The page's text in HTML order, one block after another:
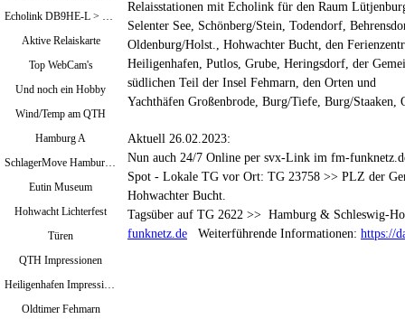
Echolink DB9HE-L > Bild oben / DBØMIA-R >Bild unten
Aktive Relaiskarte
Top WebCam's
Und noch ein Hobby
Wind/Temp am QTH
Hamburg A
SchlagerMove Hamburg 2024
Eutin Museum
Hohwacht Lichterfest
Türen
QTH Impressionen
Heiligenhafen Impressionen
Oldtimer Fehmarn
Relaisstationen mit Echolink für den Raum
Selenter See, Schönberg/Stein, Todendorf,
Oldenburg/Holst., Hohwachter Bucht, den
Heiligenhafen, Putlos, Grube, Heringsdorf, der
südlichen Teil der Insel Fehmarn, den Orten und
Yachthäfen Großenbrode, Burg/Tiefe, Burg/Staaken,
Aktuell 26.02.2023:
Nun auch 24/7 Online per svx-Link im fm-
Spot - Lokale TG vor Ort: TG 23758 >> PLZ der
Hohwachter Bucht.
Tagsüber auf TG 2622 >> Hamburg & Schleswig-
funknetz.de Weiterführende Informationen: https://